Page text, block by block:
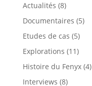
Actualités (8)
Documentaires (5)
Etudes de cas (5)
Explorations (11)
Histoire du Fenyx(4)
Interviews (8)